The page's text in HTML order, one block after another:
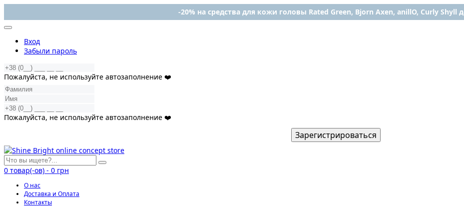
-20% на средства для кожи головы Rated Green, Bjorn Axen, anillO, Curly Shyll
Вход
Забыли пароль
Пожалуйста, не используйте автозаполнение ❤️
Пожалуйста, не используйте автозаполнение ❤️
Зарегистрироваться
0 товар(-ов) - 0 грн
О нас
Доставка и Оплата
Контакты